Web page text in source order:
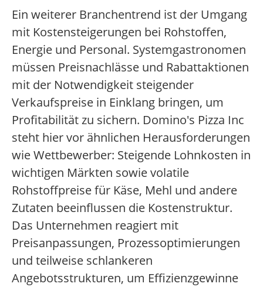
Ein weiterer Branchentrend ist der Umgang
mit Kostensteigerungen bei Rohstoffen,
Energie und Personal. Systemgastronomen
müssen Preisnachlässe und Rabattaktionen
mit der Notwendigkeit steigender
Verkaufspreise in Einklang bringen, um
Profitabilität zu sichern. Domino's Pizza Inc
steht hier vor ähnlichen Herausforderungen
wie Wettbewerber: Steigende Lohnkosten in
wichtigen Märkten sowie volatile
Rohstoffpreise für Käse, Mehl und andere
Zutaten beeinflussen die Kostenstruktur.
Das Unternehmen reagiert mit
Preisanpassungen, Prozessoptimierungen
und teilweise schlankeren
Angebotsstrukturen, um Effizienzgewinne